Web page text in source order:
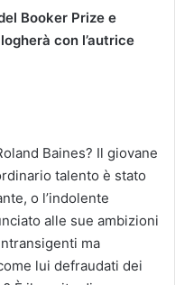
Booker Prize e
con l’autrice
Baines? Il giovane
talento è stato
o l’indolente
alle sue ambizioni
ma
lui defraudati dei